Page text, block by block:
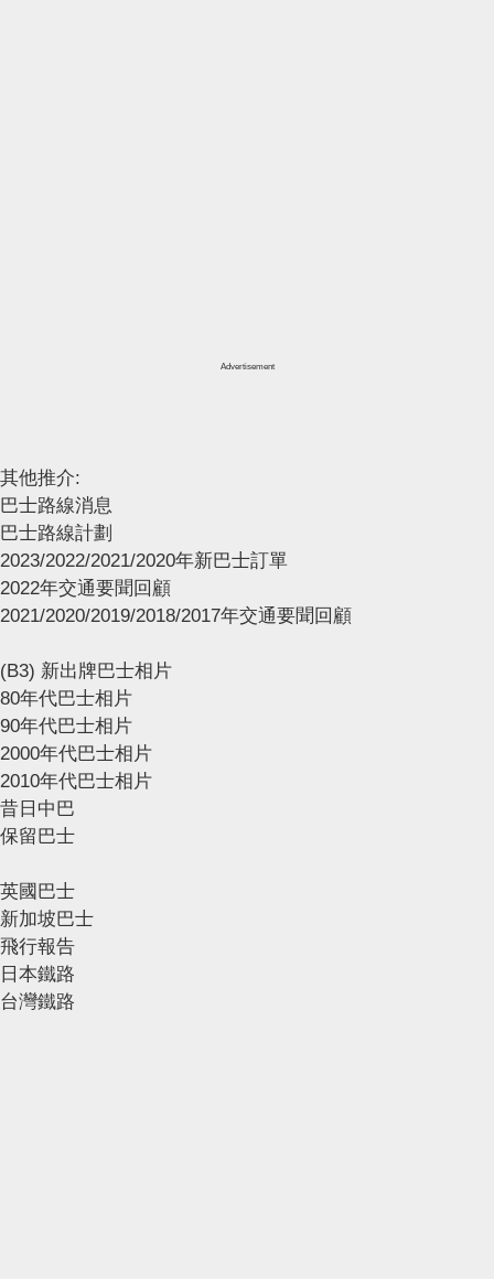
Advertisement
其他推介:
巴士路線消息
巴士路線計劃
2023/2022/2021/2020年新巴士訂單
2022年交通要聞回顧
2021/2020/2019/2018/2017年交通要聞回顧
(B3) 新出牌巴士相片
80年代巴士相片
90年代巴士相片
2000年代巴士相片
2010年代巴士相片
昔日中巴
保留巴士
英國巴士
新加坡巴士
飛行報告
日本鐵路
台灣鐵路